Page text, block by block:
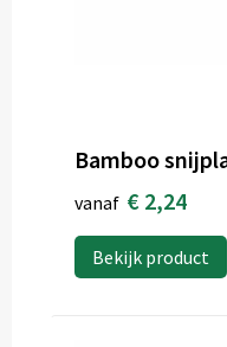
Bamboo
vanaf € 2,24
Bekijk product